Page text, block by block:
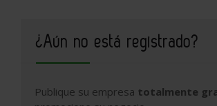
¿Aún no está registrado?
Publique su empresa totalmente